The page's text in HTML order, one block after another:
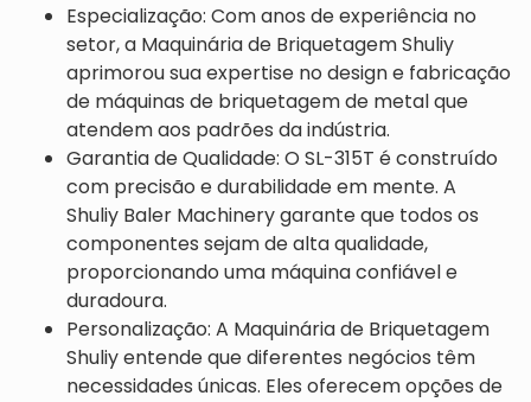
Especialização: Com anos de experiência no
setor, a Maquinária de Briquetagem Shuliy
aprimorou sua expertise no design e fabricação
de máquinas de briquetagem de metal que
atendem aos padrões da indústria.
Garantia de Qualidade: O SL-315T é construído
com precisão e durabilidade em mente. A
Shuliy Baler Machinery garante que todos os
componentes sejam de alta qualidade,
proporcionando uma máquina confiável e
duradoura.
Personalização: A Maquinária de Briquetagem
Shuliy entende que diferentes negócios têm
necessidades únicas. Eles oferecem opções de